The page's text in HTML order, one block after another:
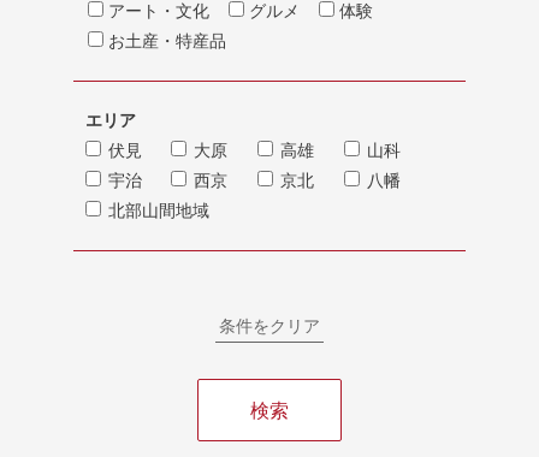
アート・文化
グルメ
体験
お土産・特産品
エリア
伏見
大原 高雄
山科
宇治
西京 京北
八幡
北部山間地域
条件をクリア